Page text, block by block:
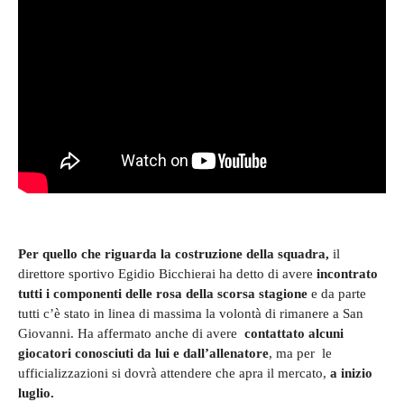
Per quello che riguarda la costruzione della squadra, il
direttore sportivo Egidio Bicchierai ha detto di avere incontrato
tutti i componenti delle rosa della scorsa stagione e da parte
tutti c’è stato in linea di massima la volontà di rimanere a San
Giovanni. Ha affermato anche di avere contattato alcuni
giocatori conosciuti da lui e dall’allenatore, ma per le
ufficializzazioni si dovrà attendere che apra il mercato, a inizio
luglio.